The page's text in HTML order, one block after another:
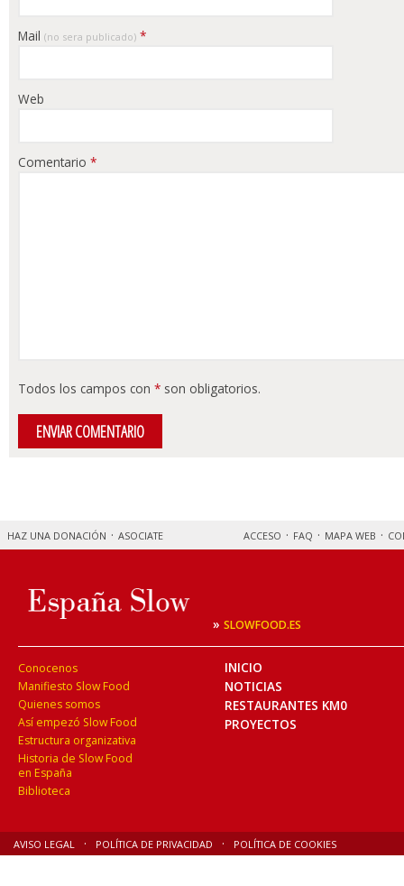
Mail (no sera publicado) *
Web
Comentario *
Todos los campos con * son obligatorios.
HAZ UNA DONACIÓN ASOCIATE ACCESO FAQ MAPA WEB
» SLOWFOOD.ES
Conocenos
Manifiesto Slow Food
Quienes somos
Así empezó Slow Food
Estructura organizativa
Historia de Slow Food
en España
Biblioteca
INICIO
NOTICIAS
RESTAURANTES KM0
PROYECTOS
AVISO LEGAL POLÍTICA DE PRIVACIDAD POLÍTICA DE COOKIES